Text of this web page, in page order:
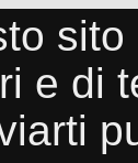
e di